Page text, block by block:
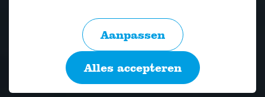
Aanpassen
Alles accepteren